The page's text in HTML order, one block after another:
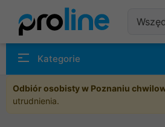
Kategorie
Odbiór osobisty w Poznaniu
utrudnienia.